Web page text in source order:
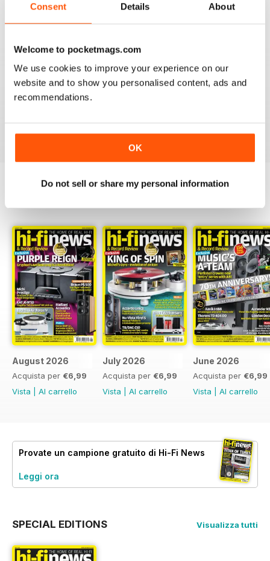
Consent Details About
Welcome to pocketmags.com
We use cookies to improve your experience on our
website and to show you personalised content, ads and
recommendations.
OK
Do not sell or share my personal information
HI-FI NEWS
Please review the atoll in 300 integrated amp. Many tks
August 2026
Acquista per €6,99
Vista
Al carrello
July 2026
Acquista per €6,99
Vista
Al carrello
June 2026
Acquista per €6,99
Vista
Al carrello
Provate un campione gratuito di Hi-Fi News
Leggi ora
SPECIAL EDITIONS Visualizza tutti